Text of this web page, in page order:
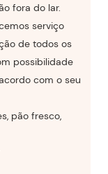
fora do lar.
serviço
de todos os
possibilidade
com o seu
pão fresco,